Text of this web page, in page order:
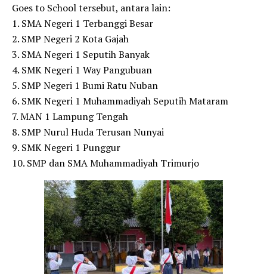
Goes to School tersebut, antara lain:
1. SMA Negeri 1 Terbanggi Besar
2. SMP Negeri 2 Kota Gajah
3. SMA Negeri 1 Seputih Banyak
4. SMK Negeri 1 Way Pangubuan
5. SMP Negeri 1 Bumi Ratu Nuban
6. SMK Negeri 1 Muhammadiyah Seputih Mataram
7. MAN 1 Lampung Tengah
8. SMP Nurul Huda Terusan Nunyai
9. SMK Negeri 1 Punggur
10. SMP dan SMA Muhammadiyah Trimurjo